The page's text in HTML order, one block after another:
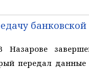
передал